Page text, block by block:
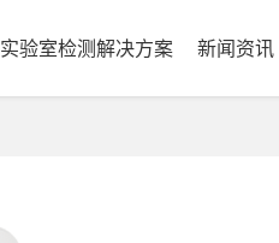
实验室检测解决方案 新闻资讯